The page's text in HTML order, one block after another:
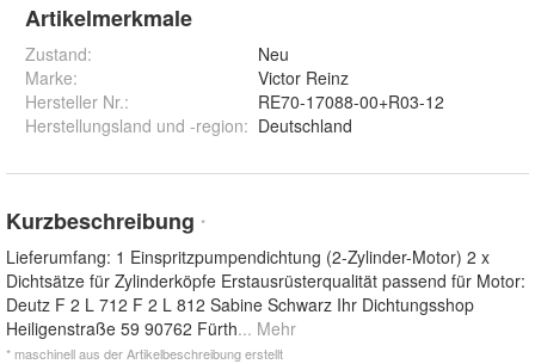
Artikelmerkmale
Zustand:
Neu
Marke:
Victor Reinz
Hersteller Nr.:
RE70-17088-00+R03-12
Herstellungsland und -region: Deutschland
Kurzbeschreibung *
Lieferumfang: 1 Einspritzpumpendichtung (2-Zylinder-Motor) 2 x
Dichtsätze für Zylinderköpfe Erstausrüsterqualität passend für Motor:
Deutz F 2 L 712 F 2 L 812 Sabine Schwarz Ihr Dichtungsshop
Heiligenstraße 59 90762 Fürth... Mehr
* maschinell aus der Artikelbeschreibung erstellt